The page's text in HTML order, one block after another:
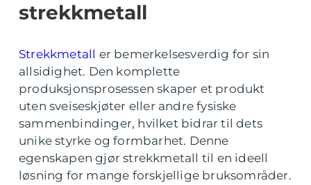
strekkmetall
Strekkmetall er bemerkelsesverdig for sin
allsidighet. Den komplette
produksjonsprosessen skaper et produkt
uten sveiseskjøter eller andre fysiske
sammenbindinger, hvilket bidrar til dets
unike styrke og formbarhet. Denne
egenskapen gjør strekkmetall til en ideell
løsning for mange forskjellige bruksområder.